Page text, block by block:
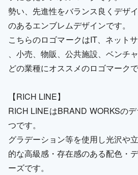
勢い、先進性をバランス良くデザ
のあるエンブレムデザインです。
こちらのロゴマークはIT、ネット
、小売、物販、公共施設、ベンチ
どの業種にオススメのロゴマークで
【RICH LINE】
RICH LINEはBRAND WORKSの
つです。
グラデーション等を使用し光沢や
的な高級感・存在感のある配色・
ーズです。